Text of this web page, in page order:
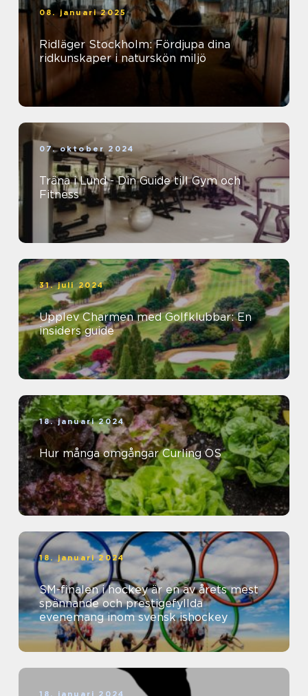
08. januari 2025
Ridläger Stockholm: Fördjupa dina
ridkunskaper i naturskön miljö
07. oktober 2024
Träna i Lund - Din Guide till Gym och
Fitness
31. juli 2024
Upplev Charmen med Golfklubbar: En
insiders guide
18. januari 2024
Hur många omgångar Curling OS
18. januari 2024
SM-finalen i hockey är en av årets mest
spännande och prestigefyllda
evenemang inom svensk ishockey
18. januari 2024